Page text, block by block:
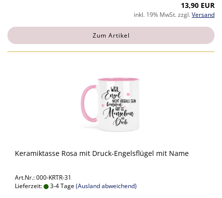
13,90 EUR
inkl. 19% MwSt. zzgl.Versand
Zum Artikel
Keramiktasse Rosa mit Druck-Engelsflügel mit Name
Art.Nr.: 000-KRTR-31
Lieferzeit:
3-4 Tage(Ausland abweichend)